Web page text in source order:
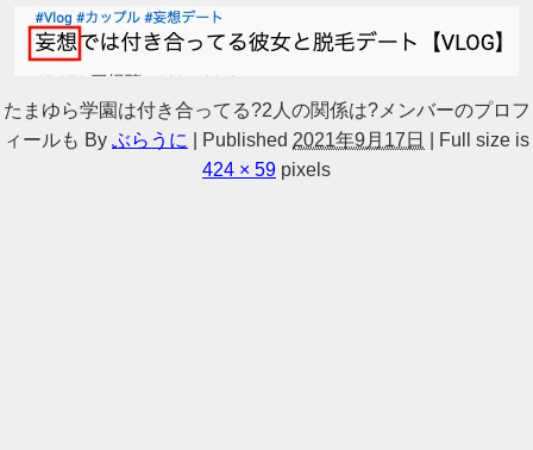
たまゆら学園は付き合ってる?2人の関係は?メンバーのプロフ
ィールも By ぶらうに Published 2021年9月17日
Full size is
424 × 59 pixels